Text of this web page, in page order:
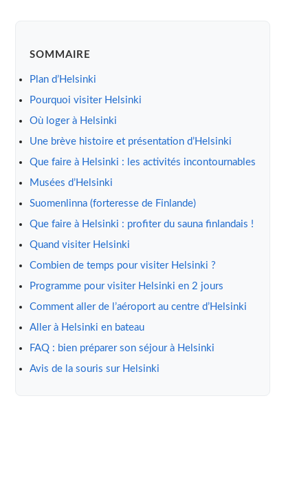
SOMMAIRE
Plan d’Helsinki
Pourquoi visiter Helsinki
Où loger à Helsinki
Une brève histoire et présentation d’Helsinki
Que faire à Helsinki : les activités incontournables
Musées d’Helsinki
Suomenlinna (forteresse de Finlande)
Que faire à Helsinki : profiter du sauna finlandais !
Quand visiter Helsinki
Combien de temps pour visiter Helsinki ?
Programme pour visiter Helsinki en 2 jours
Comment aller de l’aéroport au centre d’Helsinki
Aller à Helsinki en bateau
FAQ : bien préparer son séjour à Helsinki
Avis de la souris sur Helsinki